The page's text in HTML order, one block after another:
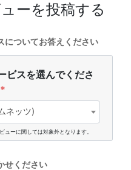
ーを投稿する
についてお答えください
ビスを選んでくださ
*
ネッツ)
ーに関しては対象外となります。
せください